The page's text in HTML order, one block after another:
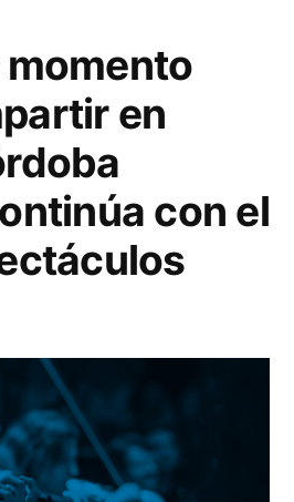
nuevos
cursos
gratuitos
online”
encierro:
La
lanza
nuevos
gratuitos
momento
en
con el